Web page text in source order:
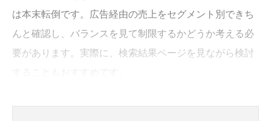
は本末転倒です。広告経由の売上をセグメント別できち
んと確認し、バランスを見て制限するかどうか考える必
要があります。実際に、検索結果ページを見ながら検討